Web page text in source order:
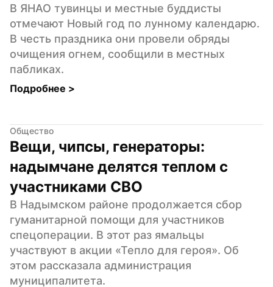
В ЯНАО тувинцы и местные буддисты
отмечают Новый год по лунному календарю.
В честь праздника они провели обряды
очищения огнем, сообщили в местных
пабликах.
Подробнее >
Общество
Вещи, чипсы, генераторы:
надымчане делятся теплом с
участниками СВО
В Надымском районе продолжается сбор
гуманитарной помощи для участников
спецоперации. В этот раз ямальцы
участвуют в акции «Тепло для героя». Об
этом рассказала администрация
муниципалитета.